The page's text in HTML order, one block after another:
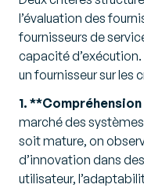
l’évaluation des
fournisseurs de
capacité d’exécution.
un fournisseur sur les
1.
marché des
soit mature, on
d’innovation dans
utilisateur,